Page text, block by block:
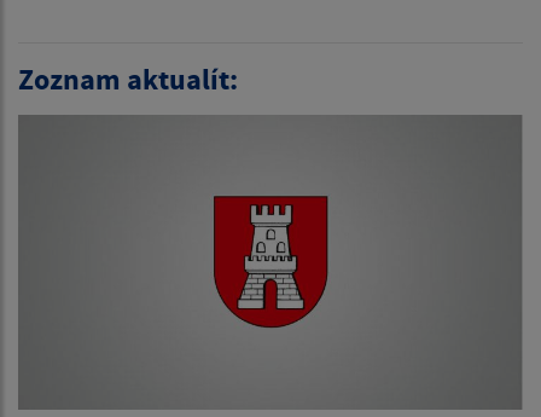
Zoznam aktualít: